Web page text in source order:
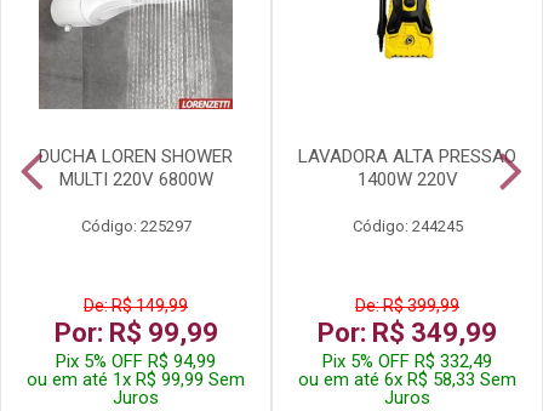
DUCHA LOREN SHOWER
MULTI 220V 6800W
Código: 225297
De: R$ 149,99
Por: R$ 99,99
Pix 5% OFF R$ 94,99
ou em até 1x R$ 99,99 Sem
Juros
LAVADORA ALTA PRESSAO
1400W 220V
Código: 244245
De: R$ 399,99
Por: R$ 349,99
Pix 5% OFF R$ 332,49
ou em até 6x R$ 58,33 Sem
Juros